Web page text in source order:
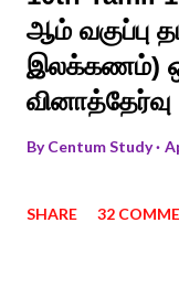
ஆம் வகுப்பு
இலக்கணம்)
வினாத்தேர்வு
ByCentum Study
SHARE 32